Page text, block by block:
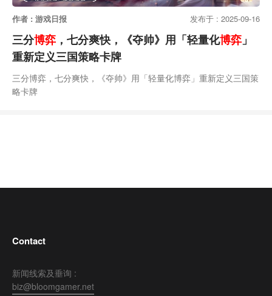
作者 : 游戏日报 发布于 : 2025-09-16
三分博弈 ，七分爽快，《夺帅》用「轻量化博弈 」
重新定义三国策略卡牌
三分博弈，七分爽快，《夺帅》用「轻量化博弈」重新定义三国策
略卡牌
Contact
新闻线索及垂询 :
biz@bloomgamer.net